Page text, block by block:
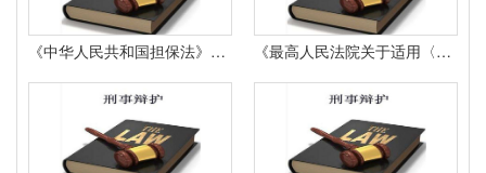
《中华人民共和国担保法》第二十四条 《最高人民法院关于适用〈中华人民共和国担保法〉若干问题的解释》第七条